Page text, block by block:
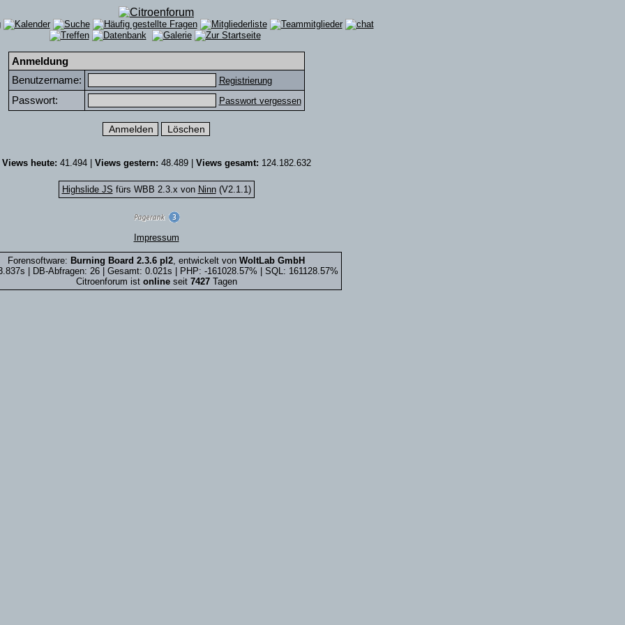
Anmeldung
Benutzername:
Registrierung
Passwort: Passwort vergessen
Views heute: 41.494 | Views gestern: 48.489 | Views gesamt: 124.182.632
Highslide JS fürs WBB 2.3.x von Ninn(V2.1.1)
Impressum
Forensoftware: Burning Board 2.3.6 pl2, entwickelt von WoltLab GmbH
| DB-Abfragen: 26 | Gesamt: 0.021s | PHP: -161028.57% | SQL: 161128.57%
Citroenforum ist onlineseit 7427Tagen